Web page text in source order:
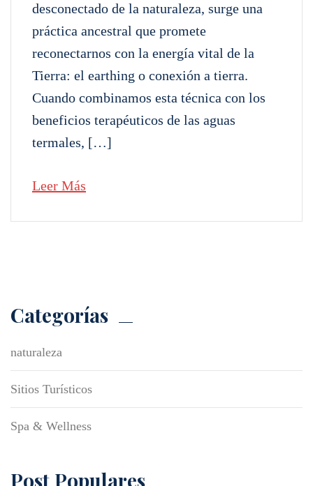
desconectado de la naturaleza, surge una
práctica ancestral que promete
reconectarnos con la energía vital de la
Tierra: el earthing o conexión a tierra.
Cuando combinamos esta técnica con los
beneficios terapéuticos de las aguas
termales, […]
Leer Más
Categorías
naturaleza
Sitios Turísticos
Spa & Wellness
Post Populares